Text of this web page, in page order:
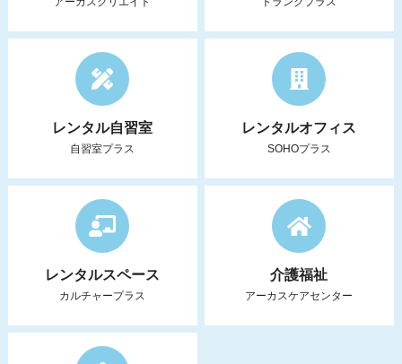
レンタル自習室
自習室プラス
レンタルオフィス
SOHOプラス
レンタルスペース
カルチャープラス
介護福祉
アーカスケアセンター